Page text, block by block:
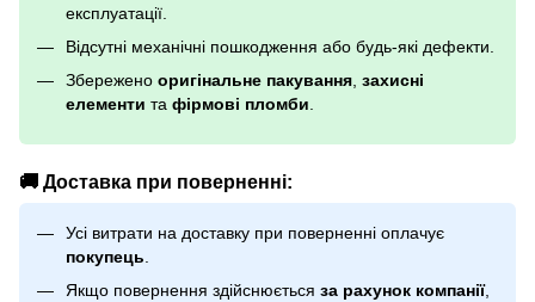
експлуатації.
Відсутні механічні пошкодження або будь-які дефекти.
Збережено оригінальне пакування, захисні
елементи та фірмові пломби.
🚚 Доставка при поверненні:
Усі витрати на доставку при поверненні оплачує
покупець
Якщо повернення здійснюється за рахунок компанії,